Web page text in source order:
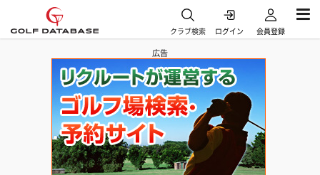
クラブ検索 ログイン 会員登録
広告